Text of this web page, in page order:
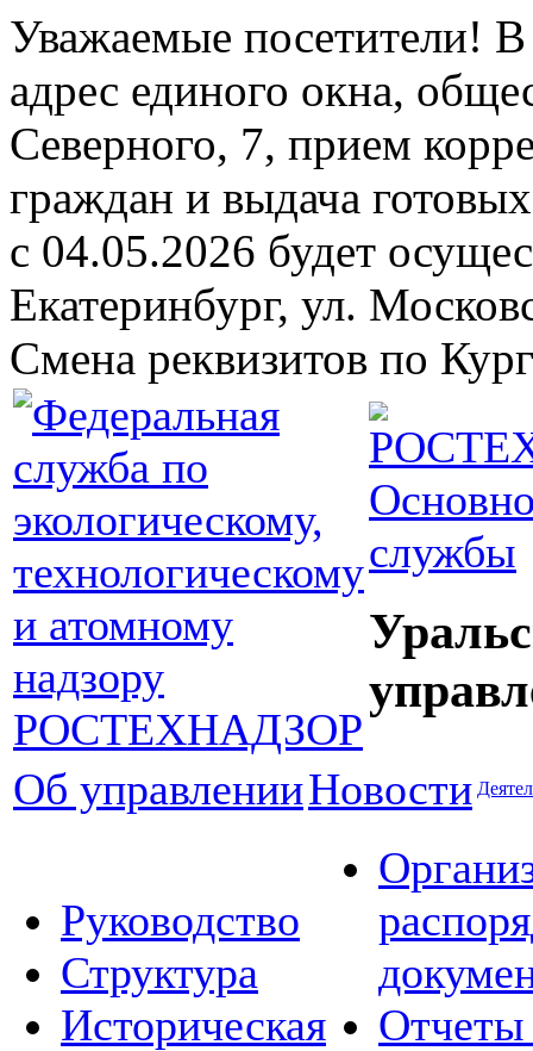
Уважаемые посетители!
адрес единого окна,
Северного, 7, прием
граждан и выдача готовых
с 04.05.2026 будет
Екатеринбург, ул.
Смена реквизитов по
службы
Об управленииНовости
Руководство
Структура
Историческая
Отчеты